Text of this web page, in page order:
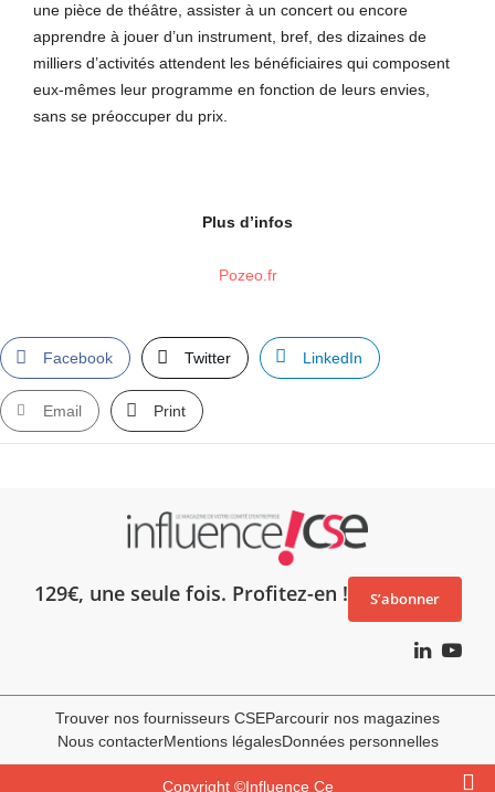
une pièce de théâtre, assister à un concert ou encore
apprendre à jouer d’un instrument, bref, des dizaines de
milliers d’activités attendent les bénéficiaires qui composent
eux-mêmes leur programme en fonction de leurs envies,
sans se préoccuper du prix.
Plus d’infos
Pozeo.fr
Facebook Twitter LinkedIn
Email Print
129€, une seule fois. Profitez-en ! S’abonner
Trouver nos fournisseurs CSEParcourir nos magazines
Nous contacterMentions légalesDonnées personnelles
Copyright ©Influence Ce